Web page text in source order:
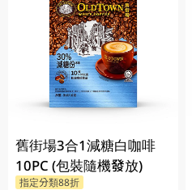
舊街場3合1減糖白咖啡
10PC (包裝隨機發放)
指定分類88折